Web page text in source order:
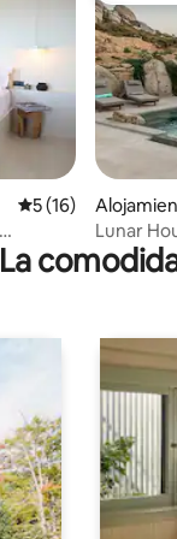
Calificación
5 (16)
Lunar
La